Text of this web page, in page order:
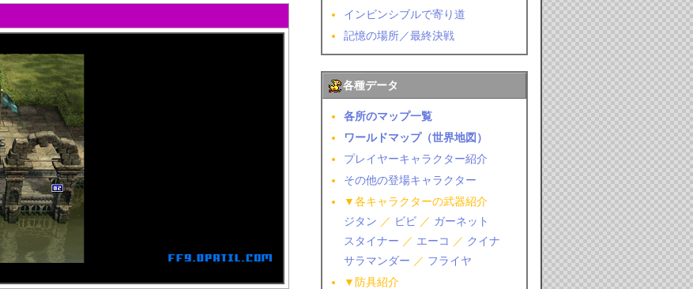
インビンシブルで寄り道
記憶の場所／最終決戦
各種データ
各所のマップ一覧
ワールドマップ（世界地図）
プレイヤーキャラクター紹介
その他の登場キャラクター
▼各キャラクターの武器紹介
ジタン ／ ビビ ／ ガーネット
スタイナー ／ エーコ ／ クイナ
サラマンダー ／ フライヤ
▼防具紹介